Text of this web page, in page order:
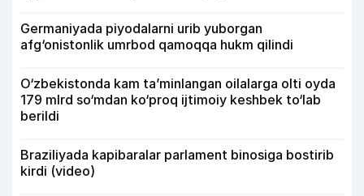
Germaniyada piyodalarni urib yuborgan
afg‘onistonlik umrbod qamoqqa hukm qilindi
O‘zbekistonda kam ta’minlangan oilalarga olti oyda
179 mlrd so‘mdan ko‘proq ijtimoiy keshbek to‘lab
berildi
Braziliyada kapibaralar parlament binosiga bostirib
kirdi (video)